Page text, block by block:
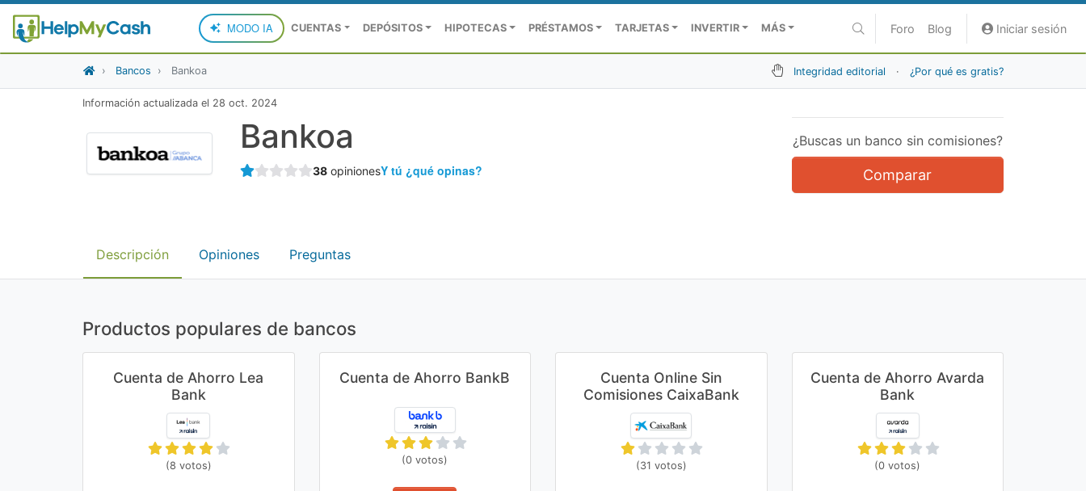
MODO IA CUENTAS DEPÓSITOS HIPOTECAS PRÉSTAMOS TARJETAS INVERTIR MÁS Foro Blog Iniciar sesión
Integridad editorial · ¿Por qué es gratis?
Bancos Bankoa
Información actualizada el 28 oct. 2024
Bankoa
38 opinionesY tú ¿qué opinas?
¿Buscas un banco sin comisiones?
Comparar
Descripción Opiniones Preguntas
Productos populares de bancos
Cuenta de Ahorro Lea
Bank
(8 votos)
Cuenta de Ahorro BankB
(0 votos)
Cuenta Online Sin
Comisiones CaixaBank
(31 votos)
Cuenta de Ahorro Avarda
Bank
(0 votos)